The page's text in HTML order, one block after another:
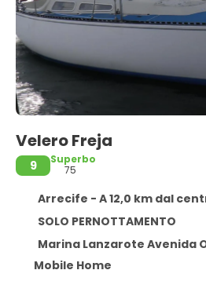
Velero Freja
9
Superbo
75
Arrecife - A 12,0 km dal
SOLO PERNOTTAMENTO
Marina Lanzarote Avenida Olof
Mobile Home